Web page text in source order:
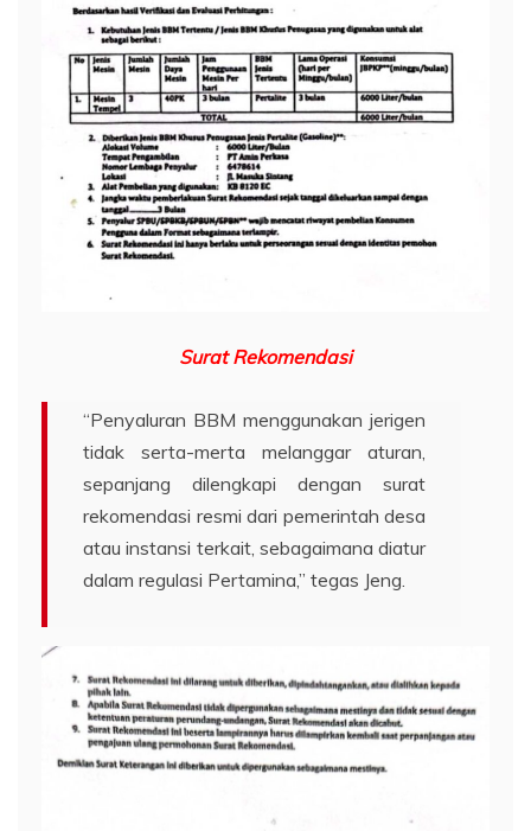
Surat Rekomendasi
“Penyaluran BBM menggunakan jerigen
tidak serta-merta melanggar aturan,
sepanjang dilengkapi dengan surat
rekomendasi resmi dari pemerintah desa
atau instansi terkait, sebagaimana diatur
dalam regulasi Pertamina,” tegas Jeng.